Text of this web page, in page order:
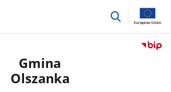
przejdź
Przejdź
Gmina
Olszanka